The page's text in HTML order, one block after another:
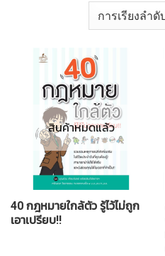
สินค้าหมดแล้ว
40 กฎหมายใกล้ตัว รู้ไว้ไม่ถูก
เอาเปรียบ!!